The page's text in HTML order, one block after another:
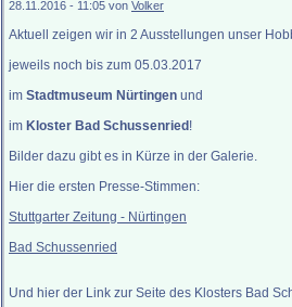
28.11.2016 - 11:05 von Volker
Aktuell zeigen wir in 2 Ausstellungen unser
jeweils noch bis zum 05.03.2017
im Stadtmuseum Nürtingen und
im Kloster Bad Schussenried !
Bilder dazu gibt es in Kürze in der Galerie.
Hier die ersten Presse-Stimmen:
Stuttgarter Zeitung - Nürtingen
Bad Schussenried
Und hier der Link zur Seite des Klosters Bad